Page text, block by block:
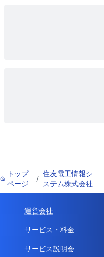
トップ
ページ
/
住友電工情報シ
ステム株式会社
運営会社
サービス・料金
サービス説明会